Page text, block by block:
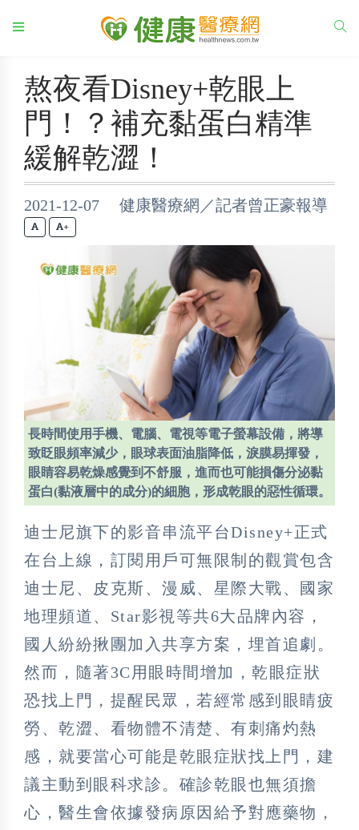
熬夜看Disney+乾眼上
門！？補充黏蛋白精準
緩解乾澀！
2021-12-07 健康醫療網／記者曾正豪報導
+
長時間使用手機、電腦、電視等電子螢幕設備，將導
致眨眼頻率減少，眼球表面油脂降低，淚膜易揮發，
眼睛容易乾燥感覺到不舒服，進而也可能損傷分泌黏
蛋白(黏液層中的成分)的細胞，形成乾眼的惡性循環。
迪士尼旗下的影音串流平台Disney+正式
在台上線，訂閱用戶可無限制的觀賞包含
迪士尼、皮克斯、漫威、星際大戰、國家
地理頻道、Star影視等共6大品牌內容，
國人紛紛揪團加入共享方案，埋首追劇。
然而，隨著3C用眼時間增加，乾眼症狀
恐找上門，提醒民眾，若經常感到眼睛疲
勞、乾澀、看物體不清楚、有刺痛灼熱
感，就要當心可能是乾眼症狀找上門，建
議主動到眼科求診。確診乾眼也無須擔
心，醫生會依據發病原因給予對應藥物，